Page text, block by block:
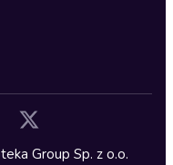
Group Sp. z o.o.